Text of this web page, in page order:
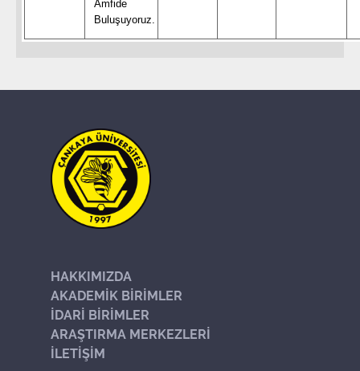
Amfide
Buluşuyoruz.
HAKKIMIZDA
AKADEMİK BİRİMLER
İDARİ BİRİMLER
ARAŞTIRMA MERKEZLERİ
İLETİŞİM